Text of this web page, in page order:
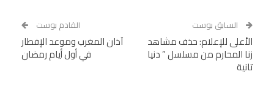
السابق بوست
الأعلى للإعلام: حذف مشاهد
زنا المحارم من مسلسل ” دنيا
تانية
القادم بوست
آذان المغرب وموعد الإفطار
في أول أيام رمضان